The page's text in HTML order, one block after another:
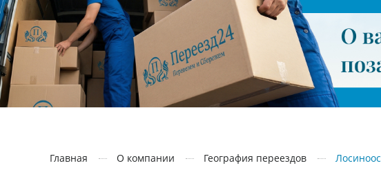
Главная О компании География переездов